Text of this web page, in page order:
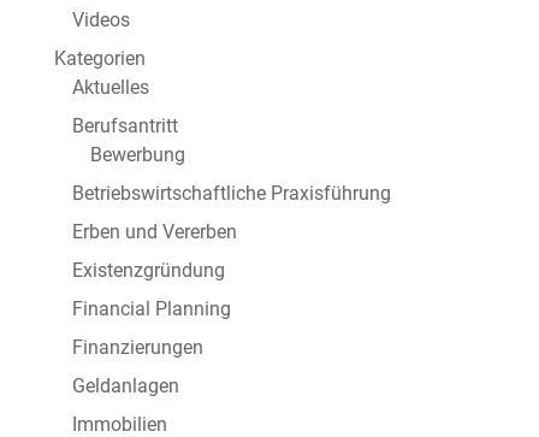
Videos
Kategorien
Aktuelles
Berufsantritt
Bewerbung
Betriebswirtschaftliche Praxisführung
Erben und Vererben
Existenzgründung
Financial Planning
Finanzierungen
Geldanlagen
Immobilien